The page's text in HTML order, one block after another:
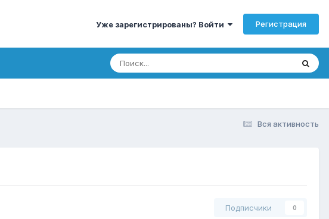
Уже зарегистрированы? Войти Регистрация
Вся активность
Подписчики 0